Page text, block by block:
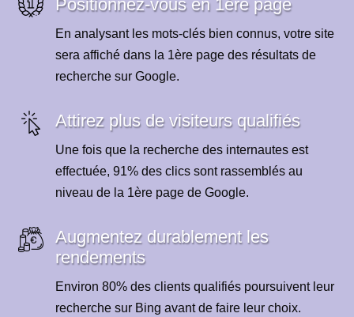
Positionnez-vous en 1ère page
En analysant les mots-clés bien connus, votre site
sera affiché dans la 1ère page des résultats de
recherche sur Google.
Attirez plus de visiteurs qualifiés
Une fois que la recherche des internautes est
effectuée, 91% des clics sont rassemblés au
niveau de la 1ère page de Google.
Augmentez durablement les
rendements
Environ 80% des clients qualifiés poursuivent leur
recherche sur Bing avant de faire leur choix.